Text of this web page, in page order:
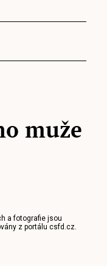
muže
a fotografie jsou
z portálucsfd.cz.